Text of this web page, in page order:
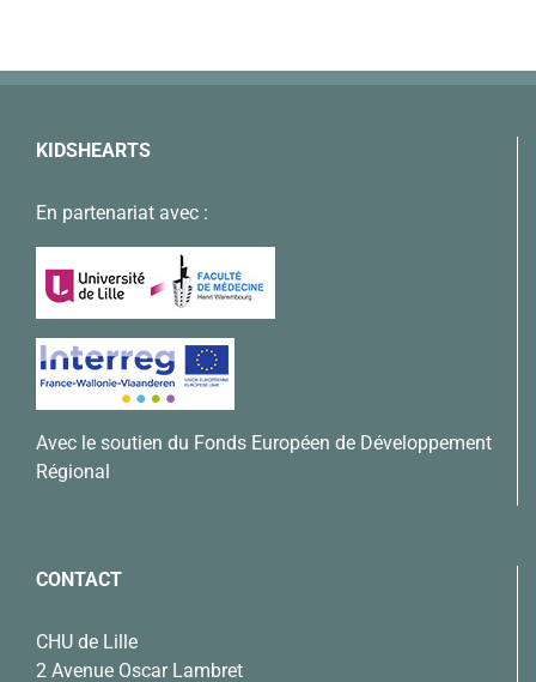
KIDSHEARTS
En partenariat avec :
Avec le soutien du Fonds Européen de Développement
Régional
CONTACT
CHU de Lille
2 Avenue Oscar Lambret